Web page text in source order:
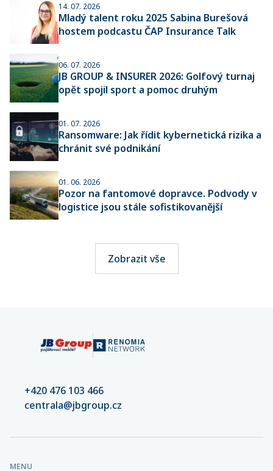
14. 07. 2026
Mladý talent roku 2025 Sabina Burešová
hostem podcastu ČAP Insurance Talk
06. 07. 2026
JB GROUP & INSURER 2026: Golfový turnaj
opět spojil sport a pomoc druhým
01. 07. 2026
Ransomware: Jak řídit kybernetická rizika a
chránit své podnikání
01. 06. 2026
Pozor na fantomové dopravce. Podvody v
logistice jsou stále sofistikovanější
Zobrazit vše
+420 476 103 466
centrala@jbgroup.cz
MENU